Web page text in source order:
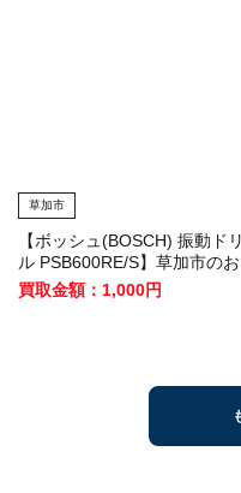
草加市
【ボッシュ(BOSCH) 振動ドリ
ル PSB600RE/S】草加市のお
様から買取させて頂きました
買取金額：1,000円